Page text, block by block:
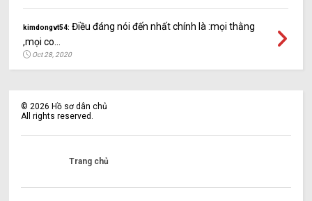
kimdongvt54: Điều đáng nói đến nhất chính là :mọi thằng
,mọi co...
Oct 28, 2020
©2026 Hồ sơ dân chủ
All rights reserved.
Trang chủ